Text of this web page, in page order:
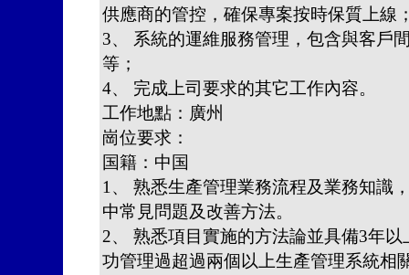
供應商的管控，確保專案按時保質上線
3、 系統的運維服務管理，包含與客戶
等；
4、 完成上司要求的其它工作內容。
工作地點：廣州
崗位要求：
国籍：中国
1、 熟悉生產管理業務流程及業務知識
中常見問題及改善方法。
2、 熟悉項目實施的方法論並具備3年
功管理過超過兩個以上生產管理系統相